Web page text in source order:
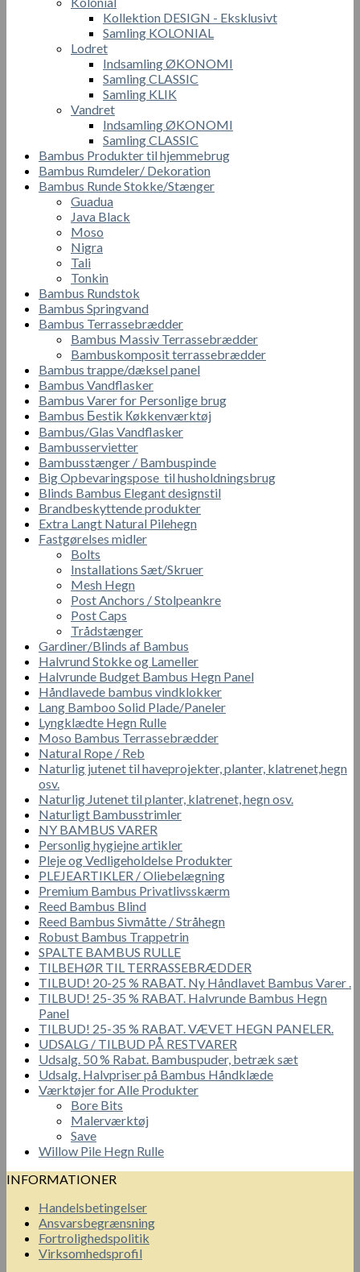
Kollektion DESIGN - Eksklusivt
Samling KOLONIAL
Lodret
Indsamling ØKONOMI
Samling CLASSIC
Samling KLIK
Vandret
Indsamling ØKONOMI
Samling CLASSIC
Bambus Produkter til hjemmebrug
Bambus Rumdeler/ Dekoration
Bambus Runde Stokke/Stænger
Guadua
Java Black
Moso
Nigra
Tali
Tonkin
Bambus Rundstok
Bambus Springvand
Bambus Terrassebrædder
Bambus Massiv Terrassebrædder
Bambuskomposit terrassebrædder
Bambus trappe/dæksel panel
Bambus Vandflasker
Bambus Varer for Personlige brug
Bambus Бestik Кøkkenværktøj
Bambus/Glas Vandflasker
Bambusservietter
Bambusstænger / Bambuspinde
Big Opbevaringspose til husholdningsbrug
Blinds Bambus Elegant designstil
Brandbeskyttende produkter
Extra Langt Natural Pilehegn
Fastgørelses midler
Bolts
Installations Sæt/Skruer
Mesh Hegn
Post Anchors / Stolpeankre
Post Caps
Trådstænger
Gardiner/Blinds af Bambus
Halvrund Stokke og Lameller
Halvrunde Budget Bambus Hegn Panel
Håndlavede bambus vindklokker
Lang Bamboo Solid Plade/Paneler
Lyngklædte Hegn Rulle
Moso Bambus Terrassebrædder
Natural Rope / Reb
Naturlig jutenet til haveprojekter, planter, klatrenet,hegn
osv.
Naturlig Jutenet til planter, klatrenet, hegn osv.
Naturligt Bambusstrimler
NY BAMBUS VARER
Personlig hygiejne artikler
Pleje og Vedligeholdelse Produkter
PLEJEARTIKLER / Oliebelægning
Premium Bambus Privatlivsskærm
Reed Bambus Blind
Reed Bambus Sivmåtte / Stråhegn
Robust Bambus Trappetrin
SPALTE BAMBUS RULLE
TILBEHØR TIL TERRASSEBRÆDDER
TILBUD! 20-25 % RABAT. Ny Håndlavet Bambus Varer .
TILBUD! 25-35 % RABAT. Halvrunde Bambus Hegn
Panel
TILBUD! 25-35 % RABAT. VÆVET HEGN PANELER.
UDSALG / TILBUD PÅ RESTVARER
Udsalg. 50 % Rabat. Bambuspuder, betræk sæt
Udsalg. Halvpriser på Bambus Håndklæde
Værktøjer for Alle Produkter
Bore Bits
Malerværktøj
Save
Willow Pile Hegn Rulle
INFORMATIONER
Handelsbetingelser
Ansvarsbegrænsning
Fortrolighedspolitik
Virksomhedsprofil